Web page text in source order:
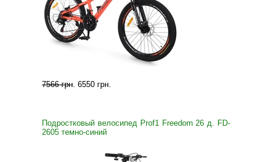
7566 грн. 6550 грн.
Подростковый велосипед Prof1 Freedom 26 д. FD-
2605 темно-синий